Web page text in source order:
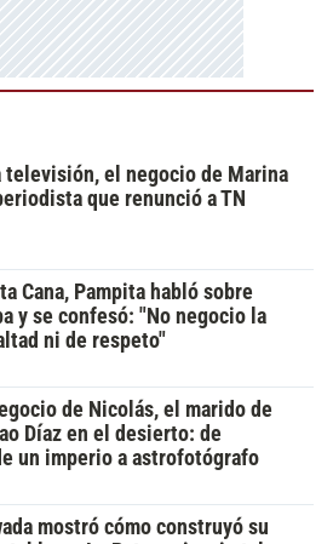
televisión, el negocio de Marina
que renunció a TN
Cana, Pampita habló sobre
y se confesó: "No negocio la
ni de respeto"
de Nicolás, el marido de
Díaz en el desierto: de
un imperio a astrofotógrafo
mostró cómo construyó su